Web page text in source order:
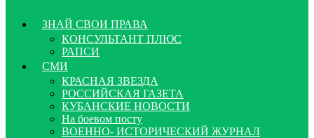
ЗНАЙ СВОИ ПРАВА
КОНСУЛЬТАНТ ПЛЮС
РАПСИ
СМИ
КРАСНАЯ ЗВЕЗДА
РОССИЙСКАЯ ГАЗЕТА
КУБАНСКИЕ НОВОСТИ
На боевом посту
ВОЕННО- ИСТОРИЧЕСКИЙ ЖУРНАЛ